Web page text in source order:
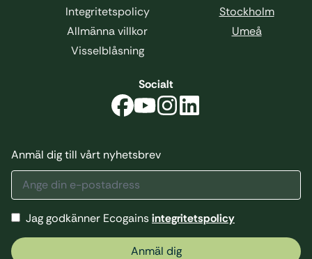
Integritetspolicy
Allmänna villkor
Visselblåsning
Stockholm
Umeå
Socialt
Anmäl dig till vårt nyhetsbrev
Jag godkänner Ecogainsintegritetspolicy
Anmäl dig